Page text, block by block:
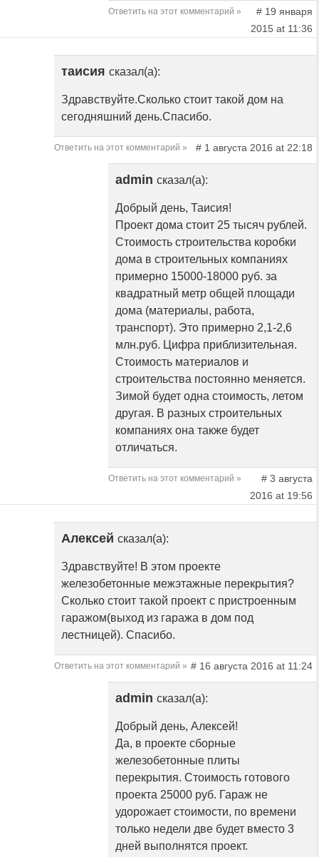
Ответить на этот комментарий »
# 19 января
2015 at 11:36
таисия сказал(а):
Здравствуйте.Сколько стоит такой дом на
сегодняшний день.Спасибо.
Ответить на этот комментарий » # 1 августа 2016 at 22:18
admin сказал(а):
Добрый день, Таисия!
Проект дома стоит 25 тысяч рублей.
Стоимость строительства коробки
дома в строительных компаниях
примерно 15000-18000 руб. за
квадратный метр общей площади
дома (материалы, работа,
транспорт). Это примерно 2,1-2,6
млн.руб. Цифра приблизительная.
Стоимость материалов и
строительства постоянно меняется.
Зимой будет одна стоимость, летом
другая. В разных строительных
компаниях она также будет
отличаться.
Ответить на этот комментарий »
# 3 августа
2016 at 19:56
Алексей сказал(а):
Здравствуйте! В этом проекте
железобетонные межэтажные перекрытия?
Сколько стоит такой проект с пристроенным
гаражом(выход из гаража в дом под
лестницей). Спасибо.
Ответить на этот комментарий » # 16 августа 2016 at 11:24
admin сказал(а):
Добрый день, Алексей!
Да, в проекте сборные
железобетонные плиты
перекрытия. Стоимость готового
проекта 25000 руб. Гараж не
удорожает стоимости, по времени
только недели две будет вместо 3
дней выполнятся проект.